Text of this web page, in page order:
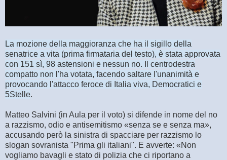
La mozione della maggioranza che ha il sigillo della
senatrice a vita (prima firmataria del testo), è stata approvata
con 151 sì, 98 astensioni e nessun no. Il centrodestra
compatto non l'ha votata, facendo saltare l'unanimità e
provocando l'attacco feroce di Italia viva, Democratici e
5Stelle.
Matteo Salvini (in Aula per il voto) si difende in nome del no
a razzismo, odio e antisemitismo «senza se e senza ma»,
accusando però la sinistra di spacciare per razzismo lo
slogan sovranista "Prima gli italiani". E avverte: «Non
vogliamo bavagli e stato di polizia che ci riportano a